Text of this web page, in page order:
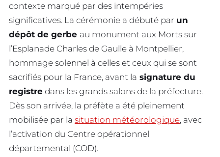
contexte marqué par des intempéries
significatives. La cérémonie a débuté par un
dépôt de gerbe au monument aux Morts sur
l’Esplanade Charles de Gaulle à Montpellier,
hommage solennel à celles et ceux qui se sont
sacrifiés pour la France, avant la signature du
registre dans les grands salons de la préfecture.
Dès son arrivée, la préfète a été pleinement
mobilisée par la situation météorologique, avec
l’activation du Centre opérationnel
départemental (COD).